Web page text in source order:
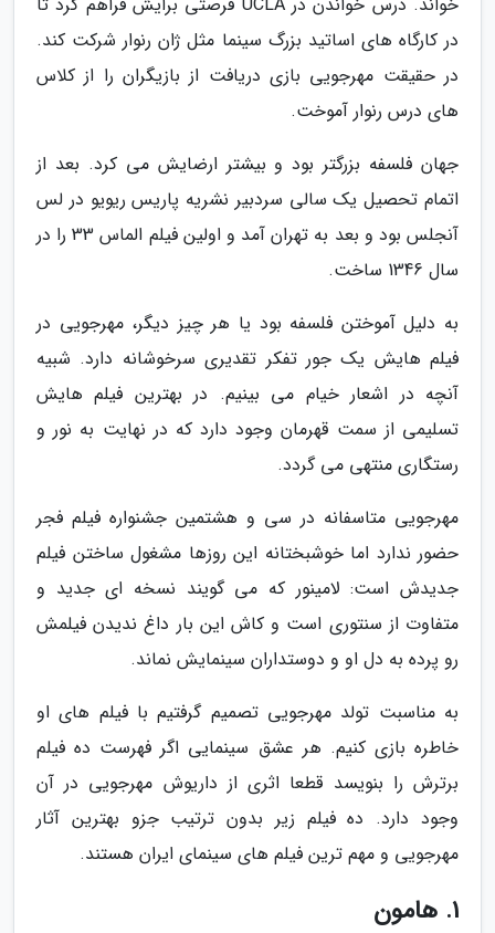
در کارگاه های اساتید بزرگ سینما مثل ژان رنوار شرکت کند.
در حقیقت مهرجویی بازی دریافت از بازیگران را از کلاس
های درس رنوار آموخت.
جهان فلسفه بزرگتر بود و بیشتر ارضایش می کرد. بعد از
اتمام تحصیل یک سالی سردبیر نشریه پاریس ریویو در لس
آنجلس بود و بعد به تهران آمد و اولین فیلم الماس 33 را در
سال 1346 ساخت.
به دلیل آموختن فلسفه بود یا هر چیز دیگر، مهرجویی در
فیلم هایش یک جور تفکر تقدیری سرخوشانه دارد. شبیه
آنچه در اشعار خیام می بینیم. در بهترین فیلم هایش
تسلیمی از سمت قهرمان وجود دارد که در نهایت به نور و
رستگاری منتهی می گردد.
مهرجویی متاسفانه در سی و هشتمین جشنواره فیلم فجر
حضور ندارد اما خوشبختانه این روزها مشغول ساختن فیلم
جدیدش است: لامینور که می گویند نسخه ای جدید و
متفاوت از سنتوری است و کاش این بار داغ ندیدن فیلمش
رو پرده به دل او و دوستداران سینمایش نماند.
به مناسبت تولد مهرجویی تصمیم گرفتیم با فیلم های او
خاطره بازی کنیم. هر عشق سینمایی اگر فهرست ده فیلم
برترش را بنویسد قطعا اثری از داریوش مهرجویی در آن
وجود دارد. ده فیلم زیر بدون ترتیب جزو بهترین آثار
مهرجویی و مهم ترین فیلم های سینمای ایران هستند.
1. هامون